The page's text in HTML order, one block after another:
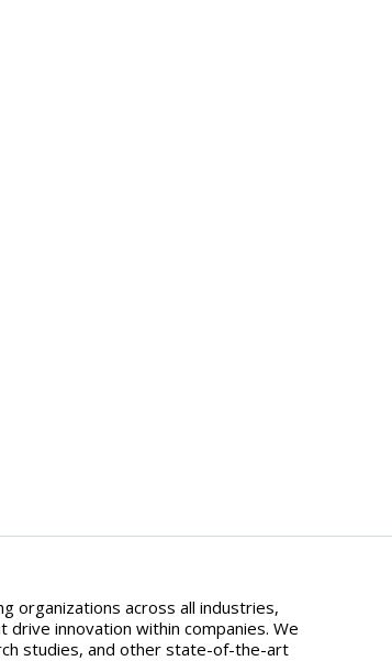
organizations across all industries,
innovation within companies. We
studies, and other state-of-the-art